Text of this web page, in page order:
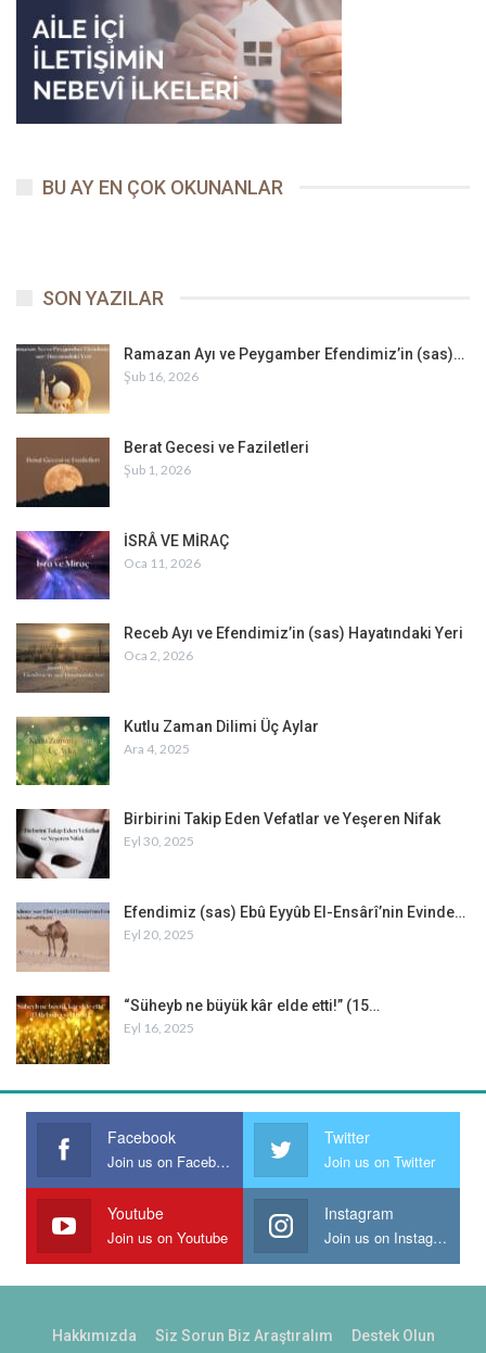
BU AY EN ÇOK OKUNANLAR
SON YAZILAR
Ramazan Ayı ve Peygamber Efendimiz’in (sas)…
Şub 16, 2026
Berat Gecesi ve Faziletleri
Şub 1, 2026
İSRÂ VE MİRAÇ
Oca 11, 2026
Receb Ayı ve Efendimiz’in (sas) Hayatındaki Yeri
Oca 2, 2026
Kutlu Zaman Dilimi Üç Aylar
Ara 4, 2025
Birbirini Takip Eden Vefatlar ve Yeşeren Nifak
Eyl 30, 2025
Efendimiz (sas) Ebû Eyyûb El-Ensârî’nin Evinde…
Eyl 20, 2025
“Süheyb ne büyük kâr elde etti!” (15…
Eyl 16, 2025
Facebook
Join us on Facebook
Twitter
Join us on Twitter
Youtube
Join us on Youtube
Instagram
Join us on Instagram
Hakkımızda Siz Sorun Biz Araştıralım Destek Olun